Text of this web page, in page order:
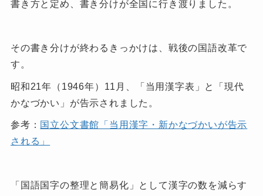
書き方と定め、書き分けが全国に行き渡りました。
その書き分けが終わるきっかけは、戦後の国語改革で
す。
昭和21年（1946年）11月、「当用漢字表」と「現代
かなづかい」が告示されました。
参考： 国立公文書館「当用漢字・新かなづかいが告示
される」
「国語国字の整理と簡易化」として漢字の数を減らす